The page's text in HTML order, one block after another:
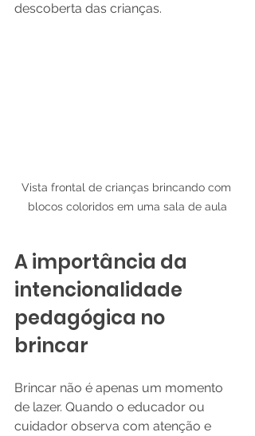
descoberta das crianças.
Vista frontal de crianças brincando com
blocos coloridos em uma sala de aula
A importância da
intencionalidade
pedagógica no
brincar
Brincar não é apenas um momento
de lazer. Quando o educador ou
cuidador observa com atenção e